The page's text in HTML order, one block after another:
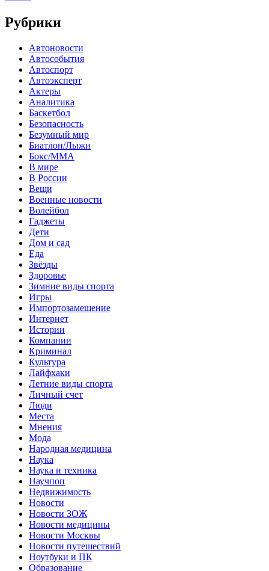
Рубрики
Автоновости
Автособытия
Автоспорт
Автоэксперт
Актеры
Аналитика
Баскетбол
Безопасность
Безумный мир
Биатлон/Лыжи
Бокс/MMA
В мире
В России
Вещи
Военные новости
Волейбол
Гаджеты
Дети
Дом и сад
Еда
Звёзды
Здоровье
Зимние виды спорта
Игры
Импортозамещение
Интернет
Истории
Компании
Криминал
Культура
Лайфхаки
Летние виды спорта
Личный счет
Люди
Места
Мнения
Мода
Народная медицина
Наука
Наука и техника
Научпоп
Недвижимость
Новости
Новости ЗОЖ
Новости медицины
Новости Москвы
Новости путешествий
Ноутбуки и ПК
Образование